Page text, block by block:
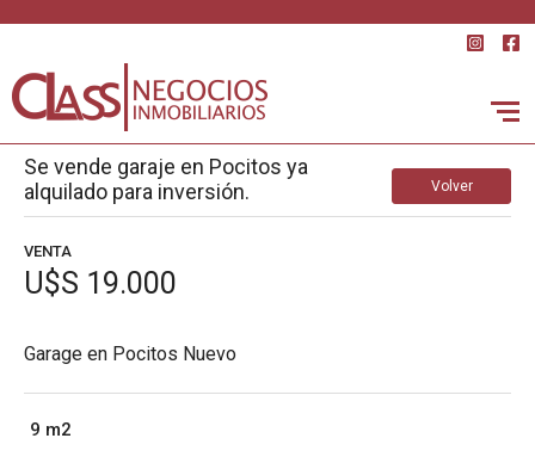
Volver
Se vende garaje en Pocitos ya
alquilado para inversión.
VENTA
U$S 19.000
Garage en Pocitos Nuevo
9 m2